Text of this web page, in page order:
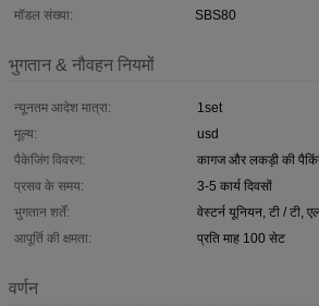
मॉडल संख्या:
SBS80
भुगतान & नौवहन नियमों
न्यूनतम आदेश मात्रा:
1set
मूल्य:
usd
पैकेजिंग विवरण:
कागज और लकड़ी की
प्रसव के समय:
3-5 कार्य दिवसों
भुगतान शर्तें:
वेस्टर्न यूनियन, टी / टी,
आपूर्ति की क्षमता:
प्रति माह 100 सेट
वर्णन